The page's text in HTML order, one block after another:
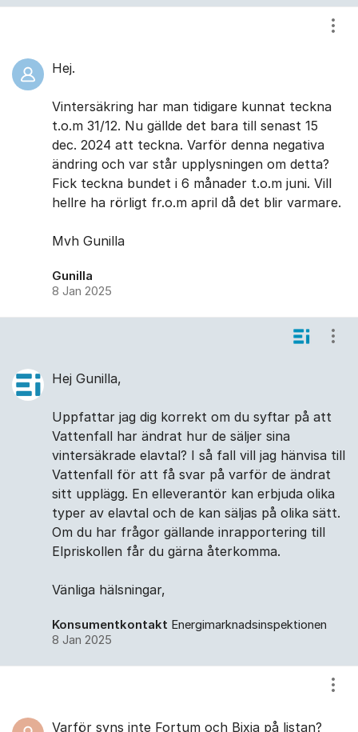
Hej.
Vintersäkring har man tidigare kunnat teckna
t.o.m 31/12. Nu gällde det bara till senast 15
dec. 2024 att teckna. Varför denna negativa
ändring och var står upplysningen om detta?
Fick teckna bundet i 6 månader t.o.m juni. Vill
hellre ha rörligt fr.o.m april då det blir varmare.
Mvh Gunilla
Gunilla
8 Jan 2025
Hej Gunilla,
Uppfattar jag dig korrekt om du syftar på att
Vattenfall har ändrat hur de säljer sina
vintersäkrade elavtal? I så fall vill jag hänvisa till
Vattenfall för att få svar på varför de ändrat
sitt upplägg. En elleverantör kan erbjuda olika
typer av elavtal och de kan säljas på olika sätt.
Om du har frågor gällande inrapportering till
Elpriskollen får du gärna återkomma.
Vänliga hälsningar,
Konsumentkontakt Energimarknadsinspektionen
8 Jan 2025
Varför syns inte Fortum och Bixia på listan?